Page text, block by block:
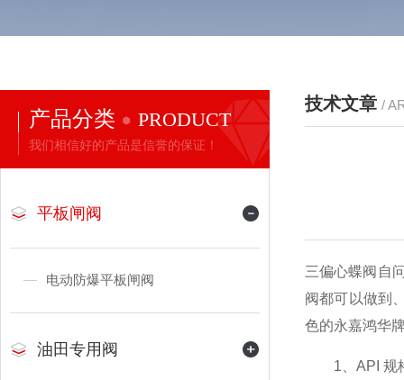
产品分类 PRODUCT
我们相信好的产品是信誉的保证！
平板闸阀
电动防爆平板闸阀
油田专用阀
技术文章 /
三偏心蝶阀自
阀都可以做到
色的永嘉鸿华
1、API 规